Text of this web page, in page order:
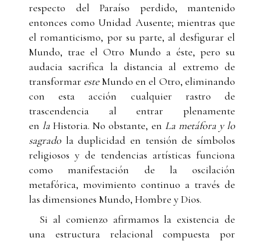
respecto del Paraíso perdido, mantenido
entonces como Unidad Ausente; mientras que
el romanticismo, por su parte, al desfigurar el
Mundo, trae el Otro Mundo a éste, pero su
audacia sacrifica la distancia al extremo de
transformar esteMundo en el Otro, eliminando
con esta acción cualquier rastro de
trascendencia al entrar plenamente
en la Historia. No obstante, en La metáfora y lo
sagrado la duplicidad en tensión de símbolos
religiosos y de tendencias artísticas funciona
como manifestación de la oscilación
metafórica, movimiento continuo a través de
las dimensiones Mundo, Hombre y Dios.
Si al comienzo afirmamos la existencia de
una estructura relacional compuesta por